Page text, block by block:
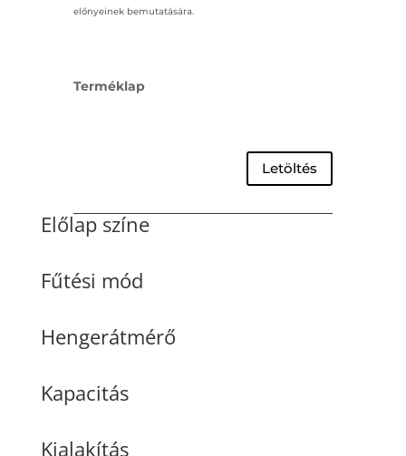
előnyeinek bemutatására.
Terméklap
Letöltés
Előlap színe
Fűtési mód
Hengerátmérő
Kapacitás
Kialakítás